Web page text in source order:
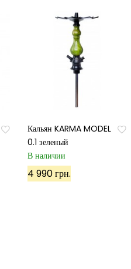
Кальян KARMA MODEL
0.1 зеленый
В наличии
4 990 грн.